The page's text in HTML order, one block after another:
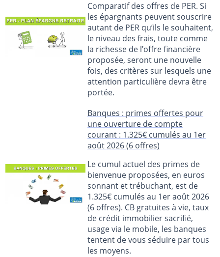
Comparatif des offres de PER. Si
les épargnants peuvent souscrire
autant de PER qu’ils le souhaitent,
le niveau des frais, toute comme
la richesse de l’offre financière
proposée, seront une nouvelle
fois, des critères sur lesquels une
attention particulière devra être
portée.
Banques : primes offertes pour
une ouverture de compte
courant : 1.325€ cumulés au 1er
août 2026 (6 offres)
Le cumul actuel des primes de
bienvenue proposées, en euros
sonnant et trébuchant, est de
1.325€ cumulés au 1er août 2026
(6 offres). CB gratuites à vie, taux
de crédit immobilier sacrifié,
usage via le mobile, les banques
tentent de vous séduire par tous
les moyens.